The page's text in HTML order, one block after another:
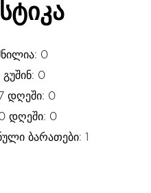
0
0
დღეში: 0
დღეში: 0
ბარათები: 1